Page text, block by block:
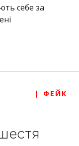
себе за
| ФЕЙК